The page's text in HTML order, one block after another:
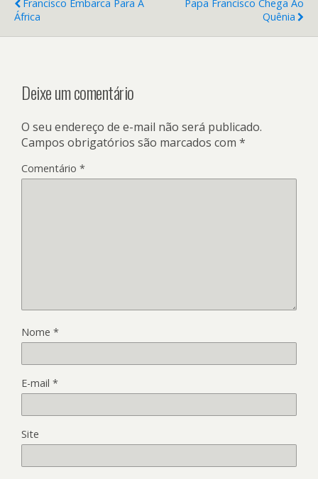
Francisco Embarca Para A
África
Papa Francisco Chega Ao
Quênia
Deixe um comentário
O seu endereço de e-mail não será publicado.
Campos obrigatórios são marcados com *
Comentário *
Nome *
E-mail *
Site